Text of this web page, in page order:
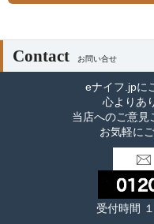
Contact お問い合せ
eナイフ.jpに
心よりあ
当店へのご意見
お気軽に
受付時間